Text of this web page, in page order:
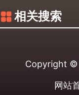
相关搜索
Copyright ©
网站